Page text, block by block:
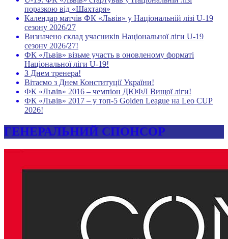
поразкою від «Шахтаря»
Календар матчів ФК «Львів» у Національній лізі U-19
сезону 2026/27
Визначено склад учасників Національної ліги U-19
сезону 2026/27!
ФК «Львів» візьме участь в оновленому форматі
Національної ліги U-19!
З Днем тренера!
Вітаємо з Днем Конституції України!
ФК «Львів» 2016 – чемпіон ДЮФЛ Вищої ліги!
ФК «Львів» 2017 – у топ-5 Golden League на Leo CUP
2026!
ГЕНЕРАЛЬНИЙ СПОНСОР